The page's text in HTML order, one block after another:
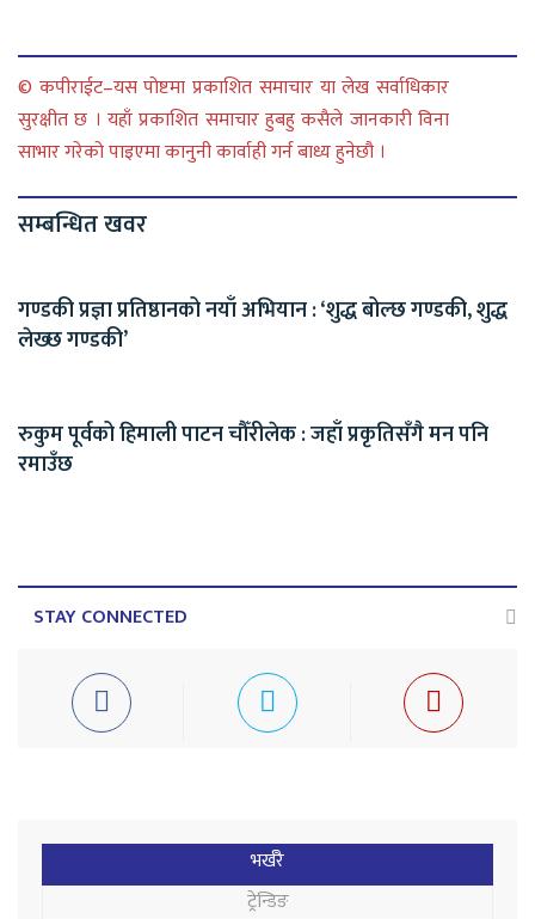
© कपीराईट–यस पोष्टमा प्रकाशित समाचार या लेख सर्वाधिकार
सुरक्षीत छ । यहाँ प्रकाशित समाचार हुबहु कसैले जानकारी विना
साभार गरेको पाइएमा कानुनी कार्वाही गर्न बाध्य हुनेछौ ।
सम्बन्धित खवर
गण्डकी प्रज्ञा प्रतिष्ठानको नयाँ अभियान : ‘शुद्ध बोल्छ गण्डकी, शुद्ध
लेख्छ गण्डकी’
रुकुम पूर्वको हिमाली पाटन चौँरीलेक : जहाँ प्रकृतिसँगै मन पनि
रमाउँछ
STAY CONNECTED
भर्खरै
ट्रेन्डिङ